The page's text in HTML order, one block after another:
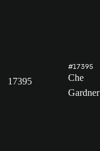
17395
#17395
Che
Gardner